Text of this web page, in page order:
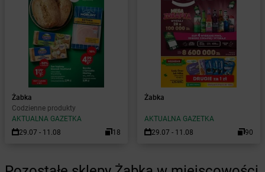
Żabka
Codzienne produkty
AKTUALNA GAZETKA
29.07 - 11.08
18
Żabka
AKTUALNA GAZETKA
29.07 - 11.08
90